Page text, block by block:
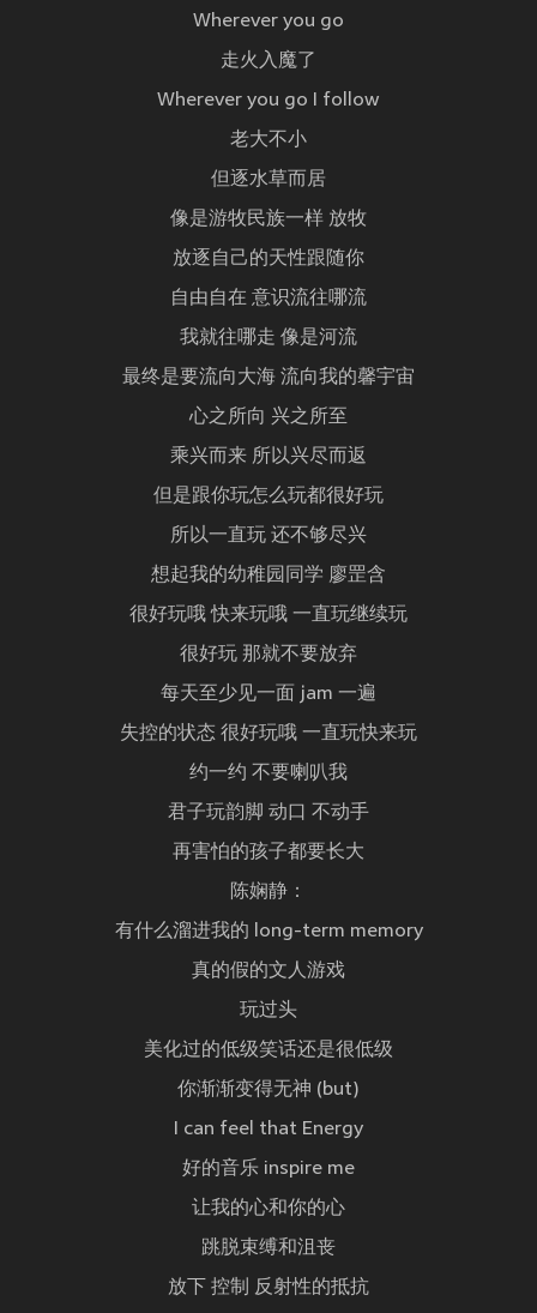
Wherever you go
走火入魔了
Wherever you go I follow
老大不小
但逐水草而居
像是游牧民族一样 放牧
放逐自己的天性跟随你
自由自在 意识流往哪流
我就往哪走 像是河流
最终是要流向大海 流向我的馨宇宙
心之所向 兴之所至
乘兴而来 所以兴尽而返
但是跟你玩怎么玩都很好玩
所以一直玩 还不够尽兴
想起我的幼稚园同学 廖罡含
很好玩哦 快来玩哦 一直玩继续玩
很好玩 那就不要放弃
每天至少见一面 jam 一遍
失控的状态 很好玩哦 一直玩快来玩
约一约 不要喇叭我
君子玩韵脚 动口 不动手
再害怕的孩子都要长大
陈娴静：
有什么溜进我的 long-term memory
真的假的文人游戏
玩过头
美化过的低级笑话还是很低级
你渐渐变得无神 (but)
I can feel that Energy
好的音乐 inspire me
让我的心和你的心
跳脱束缚和沮丧
放下 控制 反射性的抵抗